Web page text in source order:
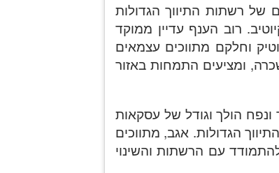
נמצא בידיים של רשתות התיווך הגדולות
רוב הענף עדיין ממוקד
וחלקם מתווכים עצמאים
ומציעים התמחות באזור
ונפח הולך וגודל של עסקאות
הגדולות. אגב, מתווכים
עם הרשתות והשינוי